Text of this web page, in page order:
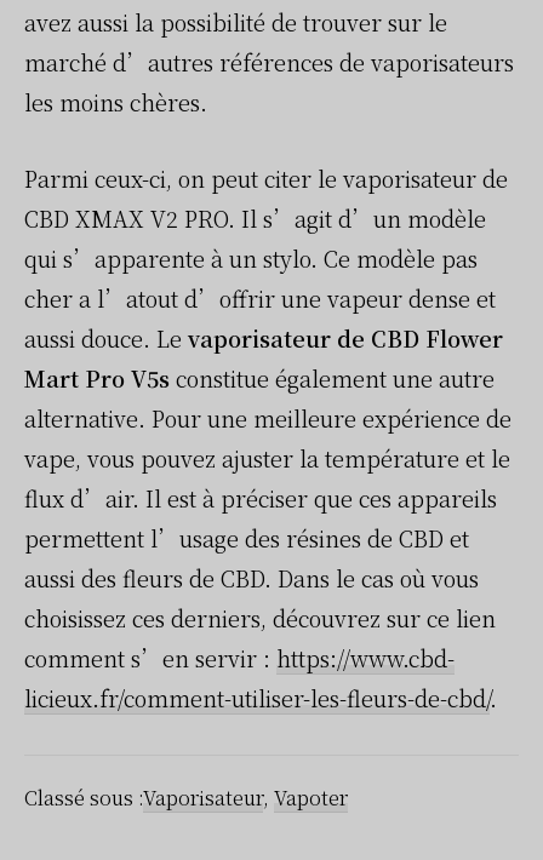
avez aussi la possibilité de trouver sur le
marché d’autres références de vaporisateurs
les moins chères.
Parmi ceux-ci, on peut citer le vaporisateur de
CBD XMAX V2 PRO. Il s’agit d’un modèle
qui s’apparente à un stylo. Ce modèle pas
cher a l’atout d’offrir une vapeur dense et
aussi douce. Le vaporisateur de CBD Flower
Mart Pro V5s constitue également une autre
alternative. Pour une meilleure expérience de
vape, vous pouvez ajuster la température et le
flux d’air. Il est à préciser que ces appareils
permettent l’usage des résines de CBD et
aussi des fleurs de CBD. Dans le cas où vous
choisissez ces derniers, découvrez sur ce lien
comment s’en servir : https://www.cbd-
licieux.fr/comment-utiliser-les-fleurs-de-cbd/.
Classé sous :Vaporisateur, Vapoter